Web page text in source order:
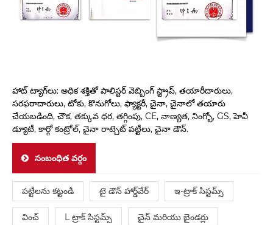
హాట్ ట్యాగ్‌లు: అధిక శక్తితో పాలిస్టర్ వెబ్బింగ్ స్ట్రాప్, తయారీదారులు,
సరఫరాదారులు, టోకు, కొనుగోలు, ఫ్యాక్టరీ, చైనా, చైనాలో తయారు
చేయబడింది, చౌక, తక్కువ ధర, తగ్గింపు, CE, నాణ్యత, నింగ్బో, GS, హెవీ
డ్యూటీ, కార్గో కంట్రోల్, చైనా రాట్చెట్ పట్టీలు, చైనా డౌన్.
సంబంధిత వర్గం
పట్టీలను కట్టండి టై డౌన్ హార్డ్‌వేర్ ఇ-ట్రాక్ సిస్టమ్స్
వించ్ L ట్రాక్ సిస్టమ్స్ చైన్ మరియు బైండర్లు